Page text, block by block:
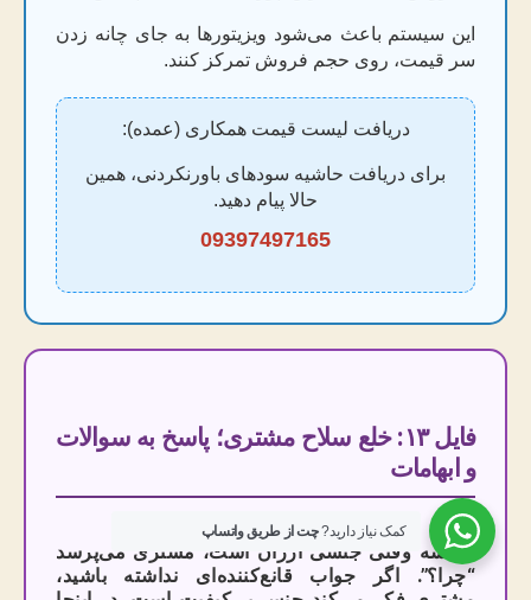
این سیستم باعث می‌شود ویزیتورها به جای چانه زدن
سر قیمت، روی حجم فروش تمرکز کنند.
دریافت لیست قیمت همکاری (عمده):
برای دریافت حاشیه سودهای باورنکردنی، همین
حالا پیام دهید.
09397497165
فایل ۱۳: خلع سلاح مشتری؛ پاسخ به سوالات
و ابهامات
همیشه وقتی جنسی ارزان است، مشتری می‌پرسد
“چرا؟”. اگر جواب قانع‌کننده‌ای نداشته باشید،
کمک نیاز دارید?چت از طریق واتساپ